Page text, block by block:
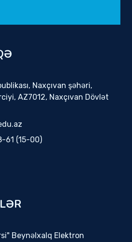
Naxçıvan şəhəri,
AZ7012, Naxçıvan Dövlət
61 (15-00)
Beynəlxalq Elektron